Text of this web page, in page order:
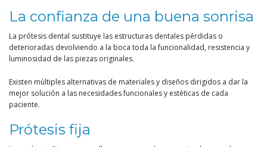
La confianza de una buena sonrisa
La prótesis dental sustituye las estructuras dentales pérdidas o
deterioradas devolviendo a la boca toda la funcionalidad, resistencia y
luminosidad de las piezas originales.
Existen múltiples alternativas de materiales y diseños dirigidos a dar la
mejor solución a las necesidades funcionales y estéticas de cada
paciente.
Prótesis fija